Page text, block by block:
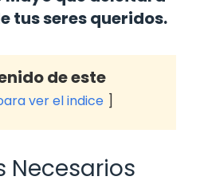
tus seres queridos.
de este
ver el indice
Necesarios